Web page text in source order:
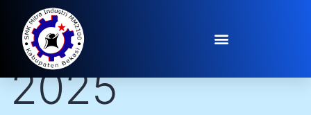
Day:
June 17,
2025